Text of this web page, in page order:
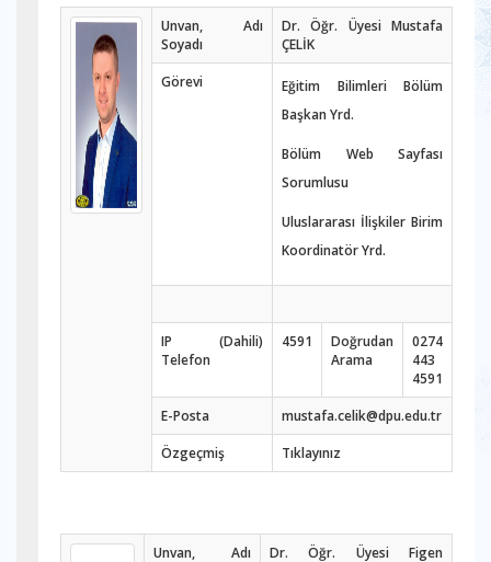
Unvan, Adı
Soyadı
Dr. Öğr. Üyesi Mustafa
ÇELİK
Görevi
Eğitim Bilimleri Bölüm
Başkan Yrd.
Bölüm Web Sayfası
Sorumlusu
Uluslararası İlişkiler Birim
Koordinatör Yrd.
IP (Dahili)
Telefon
4591
Doğrudan
Arama
0274
443
4591
E-Posta
mustafa.celik@dpu.edu.tr
Özgeçmiş
Tıklayınız
Unvan, Adı
Dr. Öğr. Üyesi Figen